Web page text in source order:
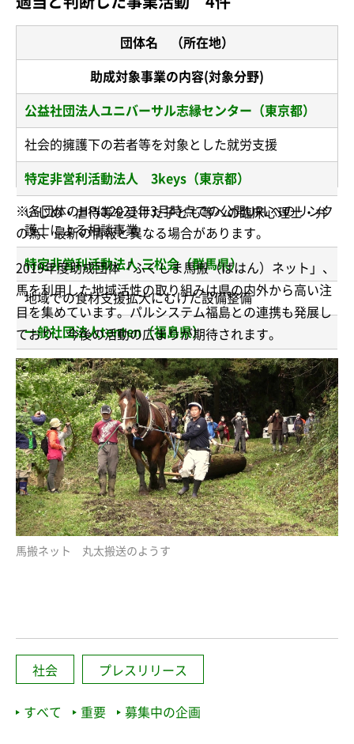
団体名 （所在地）
助成対象事業の内容(対象分野)
公益社団法人ユニバーサル志縁センター（東京都）
社会的擁護下の若者等を対象とした就労支援
特定非営利活動法人 3keys（東京都）
いじめ・虐待等を受けた子ども等への臨床心理士・弁
護士による相談事業
特定非営利活動法人 三松会（群馬県）
地域での食材支援拡大にむけた設備整備
一般社団法人tenten（福島県）
女性の孤立化を防ぎ、就労支援や地域でのつながりを
つくる活動
※各団体のHPは2021年3月時点での公開URLへのリンク
の為、最新の情報と異なる場合があります。
2019年度助成団体「ふくしま馬搬（ばはん）ネット」、
馬を利用した地域活性の取り組みは県の内外から高い注
目を集めています。パルシステム福島との連携も発展し
ており、今後の活動の広まりが期待されます。
馬搬ネット 丸太搬送のようす
社会 プレスリリース
すべて 重要 募集中の企画